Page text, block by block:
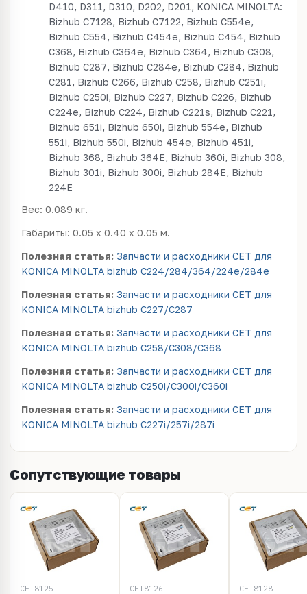
D410, D311, D310, D202, D201, KONICA MINOLTA:
Bizhub C7128, Bizhub C7122, Bizhub C554e,
Bizhub C554, Bizhub C454e, Bizhub C454, Bizhub
C368, Bizhub C364e, Bizhub C364, Bizhub C308,
Bizhub C287, Bizhub C284e, Bizhub C284, Bizhub
C281, Bizhub C266, Bizhub C258, Bizhub C251i,
Bizhub C250i, Bizhub C227, Bizhub C226, Bizhub
C224e, Bizhub C224, Bizhub C221s, Bizhub C221,
Bizhub 651i, Bizhub 650i, Bizhub 554e, Bizhub
551i, Bizhub 550i, Bizhub 454e, Bizhub 451i,
Bizhub 368, Bizhub 364E, Bizhub 360i, Bizhub 308,
Bizhub 301i, Bizhub 300i, Bizhub 284E, Bizhub
224E
Вес: 0.089 кг.
Габариты: 0.05 x 0.40 x 0.05 м.
Полезная статья: Запчасти и расходники CET для
KONICA MINOLTA bizhub C224/284/364/224e/284e
Полезная статья: Запчасти и расходники CET для
KONICA MINOLTA bizhub C227/C287
Полезная статья: Запчасти и расходники CET для
KONICA MINOLTA bizhub C258/C308/C368
Полезная статья: Запчасти и расходники CET для
KONICA MINOLTA bizhub C250i/C300i/C360i
Полезная статья: Запчасти и расходники CET для
KONICA MINOLTA bizhub C227i/257i/287i
Сопутствующие товары
CET8125
CET8126
CET8128